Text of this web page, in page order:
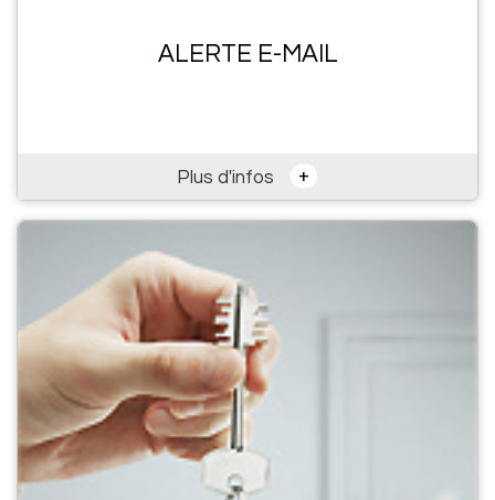
ALERTE E-MAIL
Plus d'infos +